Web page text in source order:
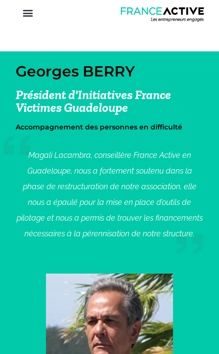
Georges BERRY
Président d'Initiatives France
Victimes Guadeloupe
Accompagnement des personnes en difficulté
Magali Lacambra, conseillère France Active en
Guadeloupe, nous a fortement soutenu dans la
phase de restructuration de notre association, elle
nous a épaulé pour la mise en place d’outils de
pilotage et nous a permis de trouver les financements
nécessaires à la pérennisation de notre structure.